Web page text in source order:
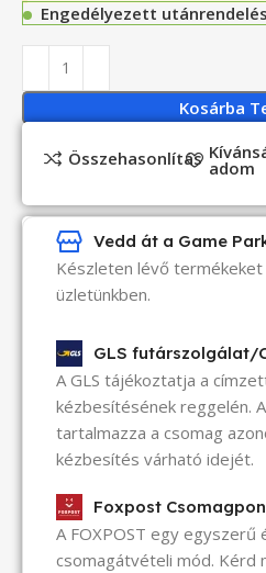
Engedélyezett
Kosárba
Összehasonlítás adom
Vedd át a Game
Készleten lévő
üzletünkben.
GLS futárszolgálat/
A GLS tájékoztatja a
kézbesítésének reggelén.
tartalmazza a csomag
kézbesítés várható idejét.
Foxpost
A FOXPOST egy egyszerű
csomagátvételi mód. Kérd